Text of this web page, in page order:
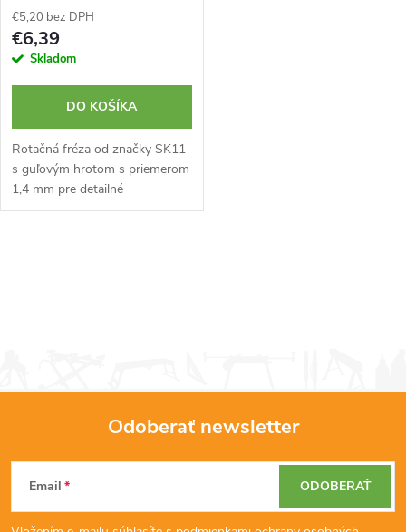
€5,20 bez DPH
€6,39
Skladom
DO KOŠÍKA
Rotačná fréza od značky SK11
s guľovým hrotom s priemerom
1,4 mm pre detailné
gravírovanie do dreva a kovu.
i
Z
á
Odoberať newsletter
Email ODOBERAŤ